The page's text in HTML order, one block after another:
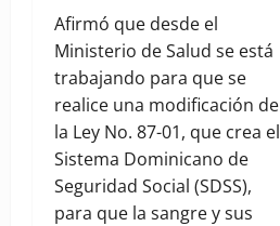
Afirmó que desde el
Ministerio de Salud se está
trabajando para que se
realice una modificación de
la Ley No. 87-01, que crea el
Sistema Dominicano de
Seguridad Social (SDSS),
para que la sangre y sus